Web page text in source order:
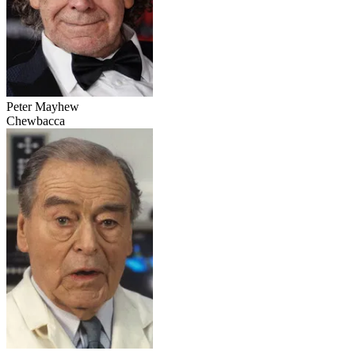
Peter Mayhew
Chewbacca